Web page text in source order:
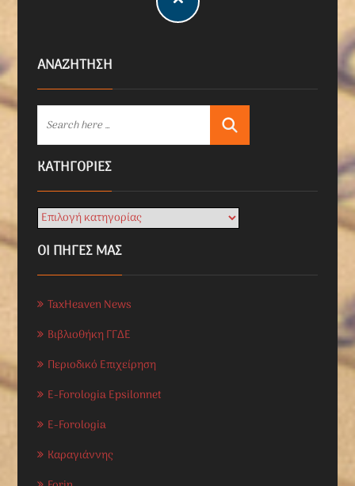
ΑΝΑΖΗΤΗΣΗ
KΑΤΗΓΟΡΊΕΣ
ΟΙ ΠΗΓΕΣ ΜΑΣ
TaxHeaven News
Βιβλιοθήκη ΓΓΔΕ
Περιοδικό Επιχείρηση
E-Forologia Epsilonnet
E-Forologia
Καραγιάννης